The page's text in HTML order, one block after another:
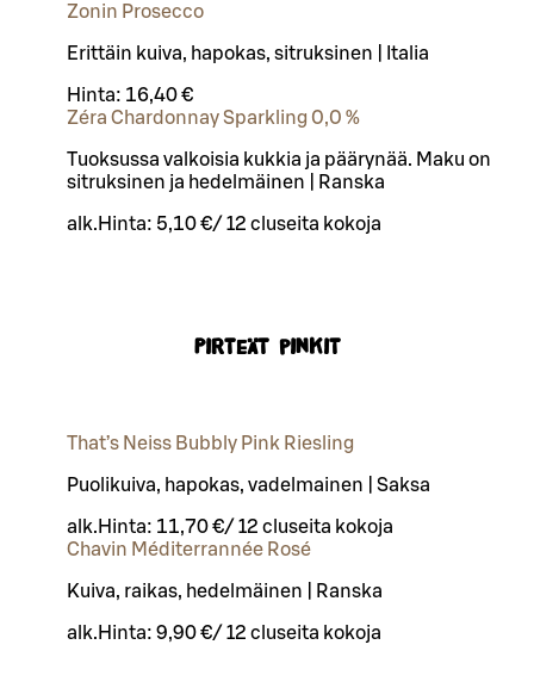
Zonin Prosecco
Erittäin kuiva, hapokas, sitruksinen | Italia
Hinta: 16,40 €
Zéra Chardonnay Sparkling 0,0 %
Tuoksussa valkoisia kukkia ja päärynää. Maku on
sitruksinen ja hedelmäinen | Ranska
alk. Hinta: 5,10 €/ 12 cl useita kokoja
Pirteät pinkit
That’s Neiss Bubbly Pink Riesling
Puolikuiva, hapokas, vadelmainen | Saksa
alk. Hinta: 11,70 €/ 12 cl useita kokoja
Chavin Méditerrannée Rosé
Kuiva, raikas, hedelmäinen | Ranska
alk. Hinta: 9,90 €/ 12 cl useita kokoja